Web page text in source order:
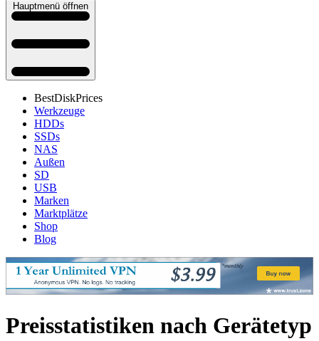
Hauptmenü öffnen
BestDiskPrices
Werkzeuge
HDDs
SSDs
NAS
Außen
SD
USB
Marken
Marktplätze
Shop
Blog
Preisstatistiken nach Gerätetyp